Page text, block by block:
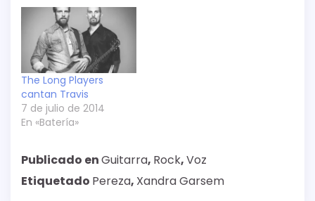
The Long Players
cantan Travis
7 de julio de 2014
En «Batería»
Publicado enGuitarra, Rock,Voz
Etiquetado Pereza, Xandra Garsem